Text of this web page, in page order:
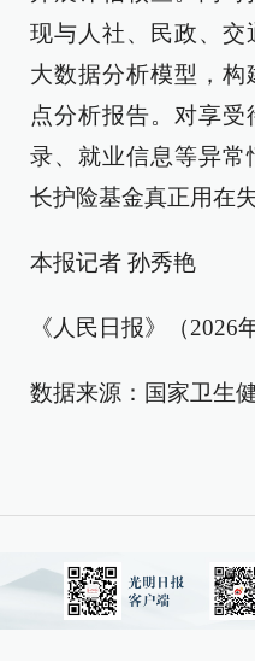
现与人社、民政、交
大数据分析模型，构
点分析报告。对享
录、就业信息等异常
长护险基金真正用在
本报记者 孙秀艳
《人民日报》（2026
数据来源：国家卫生